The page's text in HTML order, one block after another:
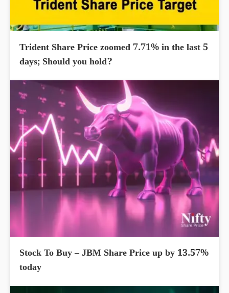
Trident Share Price zoomed 7.71% in the last 5
days; Should you hold?
Stock To Buy – JBM Share Price up by 13.57%
today